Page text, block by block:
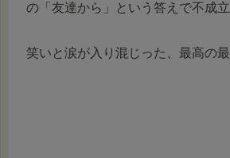
の「友達から」という答えで不成立
笑いと涙が入り混じった、最高の最